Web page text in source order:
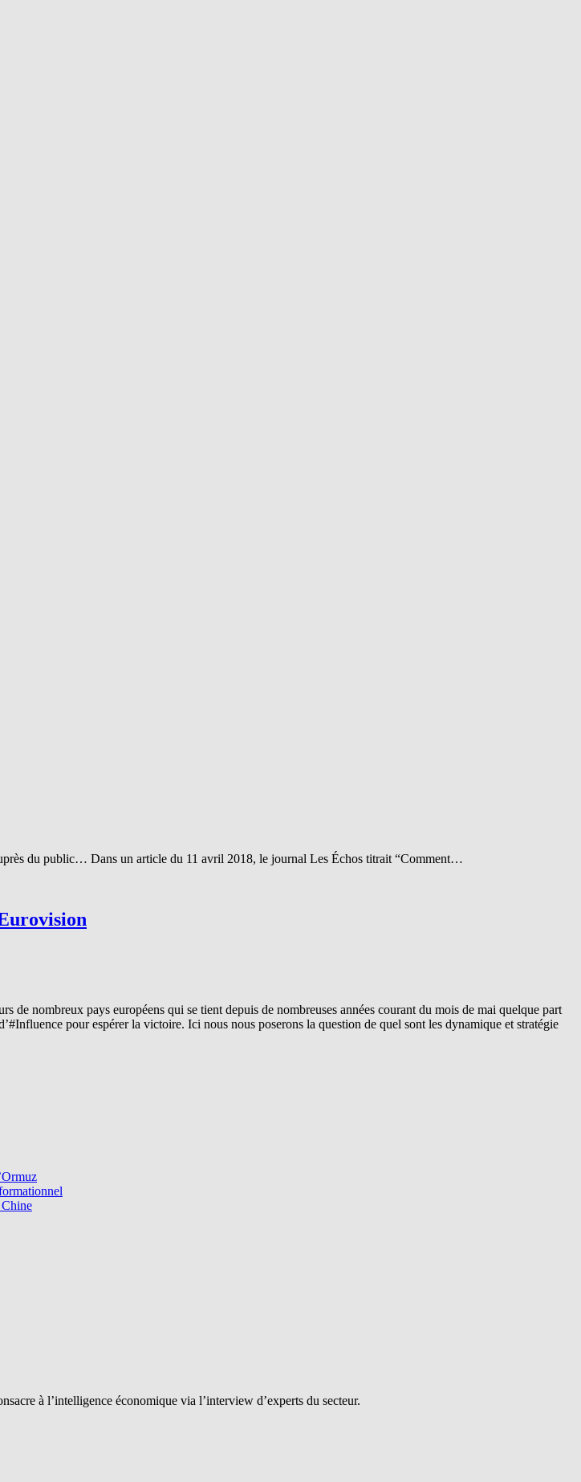
du public… Dans un article du 11 avril 2018, le journal Les Échos titrait “Comment…
de nombreux pays européens qui se tient depuis de nombreuses années courant du mois de mai quelque part
pour espérer la victoire. Ici nous nous poserons la question de quel sont les dynamique et stratégie
à l’intelligence économique via l’interview d’experts du secteur.